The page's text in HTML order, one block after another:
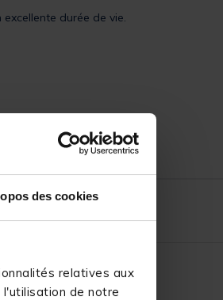
des cookies
relatives aux
de notre
durée de vie.